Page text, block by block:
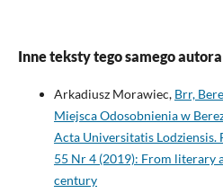
Inne teksty tego samego autora
Arkadiusz Morawiec, Brr,
Miejsca Odosobnienia w
Acta Universitatis
55 Nr 4 (2019): From literary
century